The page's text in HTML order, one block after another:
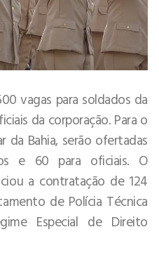
vagas para soldados da
da corporação. Para o
da Bahia, serão ofertadas
e 60 para oficiais. O
a contratação de 124
de Polícia Técnica
Especial de Direito